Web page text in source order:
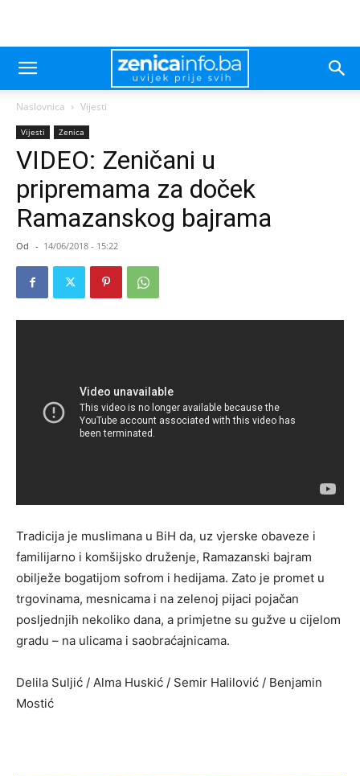
Naslovnica Vijesti
Vijesti Zenica
VIDEO: Zeničani u
pripremama za doček
Ramazanskog bajrama
Od - 14/06/2018 - 15:22
Tradicija je muslimana u BiH da, uz vjerske obaveze i
familijarno i komšijsko druženje, Ramazanski bajram
obilježe bogatijom sofrom i hedijama. Zato je promet u
trgovinama, mesnicama i na zelenoj pijaci pojačan
posljednjih nekoliko dana, a primjetne su gužve u cijelom
gradu – na ulicama i saobraćajnicama.
Delila Suljić / Alma Huskić / Semir Halilović / Benjamin
Mostić